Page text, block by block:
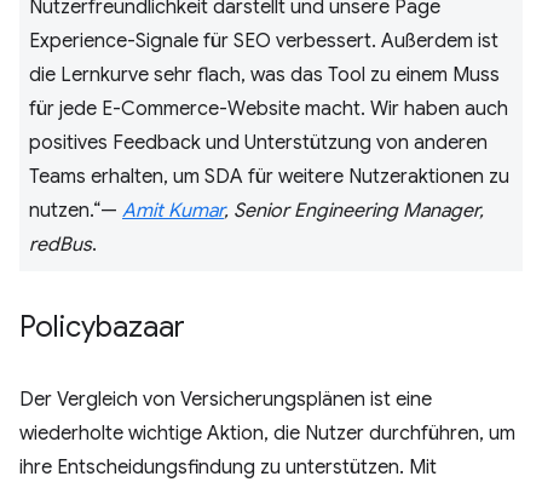
Nutzerfreundlichkeit darstellt und unsere Page
Experience-Signale für SEO verbessert. Außerdem ist
die Lernkurve sehr flach, was das Tool zu einem Muss
für jede E-Commerce-Website macht. Wir haben auch
positives Feedback und Unterstützung von anderen
Teams erhalten, um SDA für weitere Nutzeraktionen zu
nutzen.“— Amit Kumar, Senior Engineering Manager,
redBus.
Policybazaar
Der Vergleich von Versicherungsplänen ist eine
wiederholte wichtige Aktion, die Nutzer durchführen, um
ihre Entscheidungsfindung zu unterstützen. Mit